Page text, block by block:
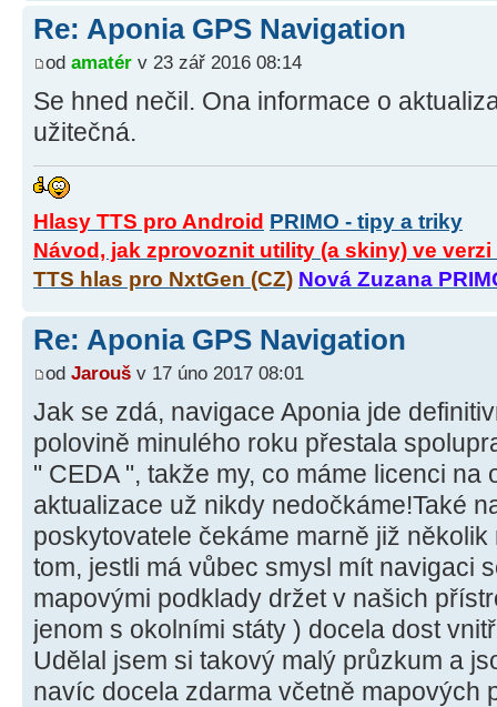
Re: Aponia GPS Navigation
od amatér v 23 zář 2016 08:14
Se hned nečil. Ona informace o
užitečná.
Hlasy TTS pro Android PRIMO - tipy a triky
Návod, jak zprovoznit utility (a skiny) ve
TTS hlas pro NxtGen (CZ) Nová Zuzana
Re: Aponia GPS Navigation
od Jarouš v 17 úno 2017 08:01
Jak se zdá, navigace Aponia jde
polovině minulého roku přestala
" CEDA ", takže my, co máme licenci
aktualizace už nikdy nedočkáme!Také
poskytovatele čekáme marně již
tom, jestli má vůbec smysl mít navigaci
mapovými podklady držet v našich
jenom s okolními státy ) docela dost
Udělal jsem si takový malý průzkum a
navíc docela zdarma včetně mapových